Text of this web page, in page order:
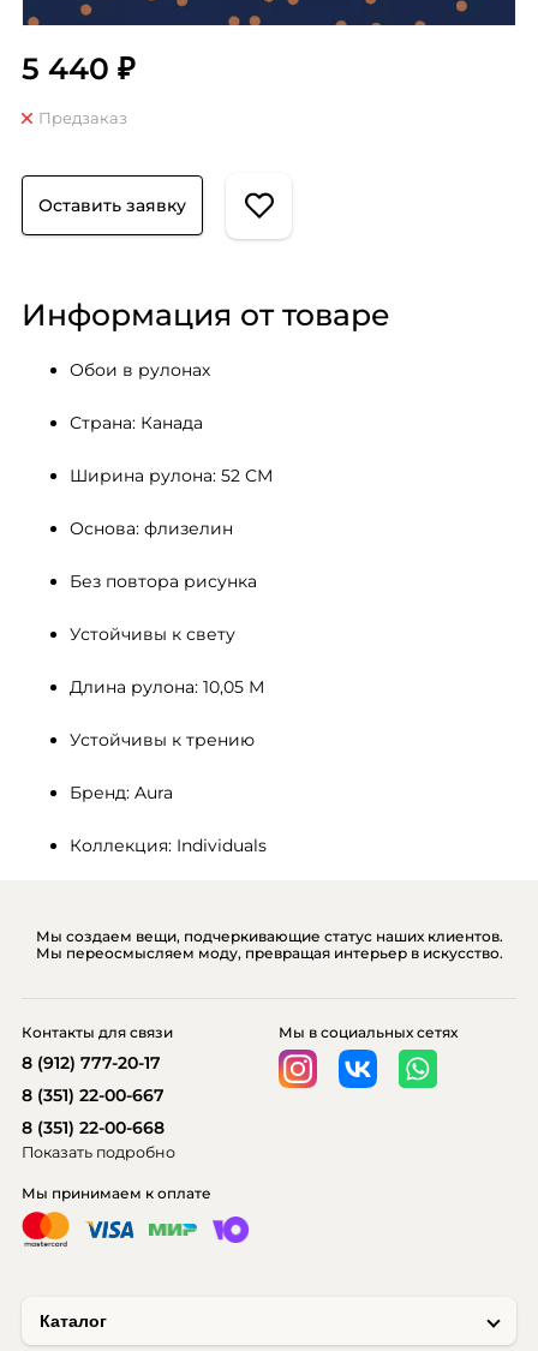
5 440 ₽
Предзаказ
Оставить заявку
Информация от товаре
Обои в рулонах
Страна: Канада
Ширина рулона: 52 СМ
Основа: флизелин
Без повтора рисунка
Устойчивы к свету
Длина рулона: 10,05 М
Устойчивы к трению
Бренд: Aura
Коллекция: Individuals
Мы создаем вещи, подчеркивающие статус наших клиентов.
Мы переосмысляем моду, превращая интерьер в искусство.
Каталог
Мы принимаем к оплате
Мы в социальных сетях
Контакты для связи
8 (912) 777-20-17
8 (351) 22-00-667
8 (351) 22-00-668
Показать подробно